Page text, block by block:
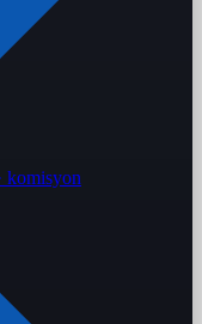
komisyon